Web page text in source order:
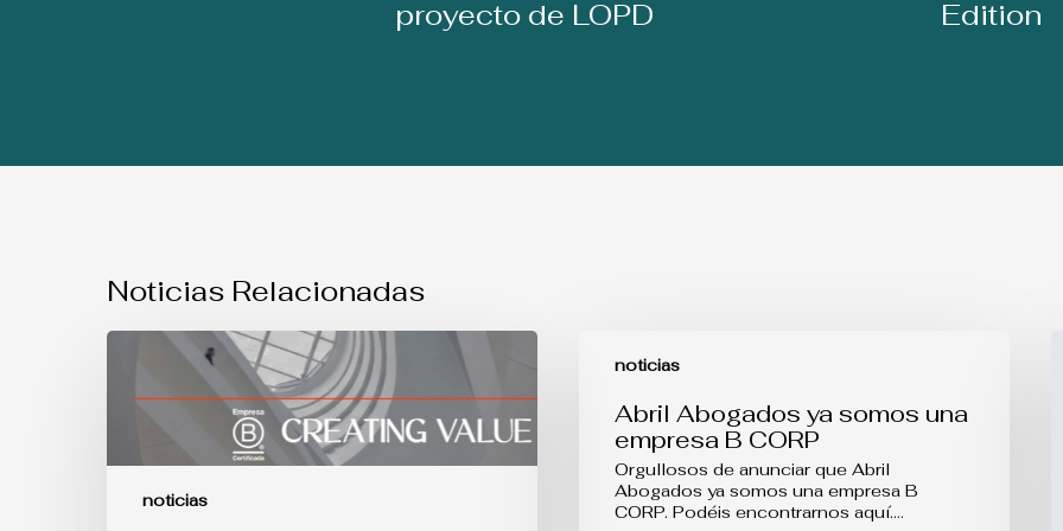
proyecto de LOPD
Edition
Noticias Relacionadas
noticias
USO
SIMULTANEO
MARCAS:
Sentencia
Tribunal
Supremo
noticias
Abogados
somos
empresa
CORP
Abril Abogados ya somos una
empresa B CORP
Orgullosos de anunciar que Abril
Abogados ya somos una empresa B
CORP. Podéis encontrarnos aquí.…